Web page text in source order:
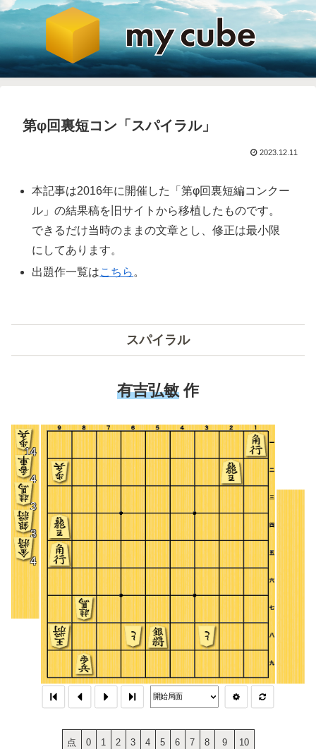
第φ回裏短コン「スパイラル」
2023.12.11
本記事は2016年に開催した「第φ回裏短編コンクー
ル」の結果稿を旧サイトから移植したものです。
できるだけ当時のままの文章とし、修正は最小限
にしてあります。
出題作一覧はこちら 。
スパイラル
有吉弘敏 作
点 0 1 2 3 4 5 6 7 8 9 10